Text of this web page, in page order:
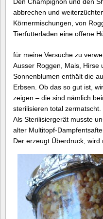
abbrechen und
Körnermischungen, von
Tierfutterladen eine offene
für meine Versuche zu
Ausser Roggen, Mais, Hirse
Sonnenblumen enthält die
Erbsen. Ob das so gut ist,
zeigen – die sind nämlich
sterilisieren total zermatscht.
Als Sterilisiergerät musste
alter Multitopf-
Der erzeugt Überdruck, wird